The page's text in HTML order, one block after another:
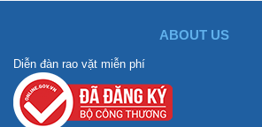
ABOUT US
Diễn đàn rao vặt miễn phí